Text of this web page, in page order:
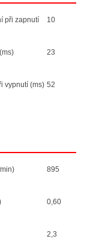
při zapnutí
10
23
vypnutí (ms) 52
895
0,60
2,3